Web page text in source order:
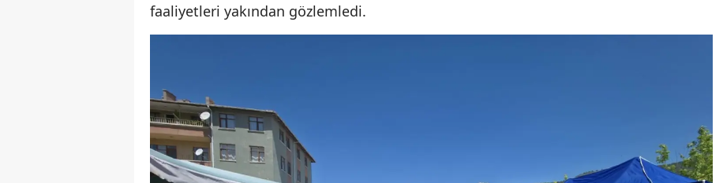
faaliyetleri yakından gözlemledi.